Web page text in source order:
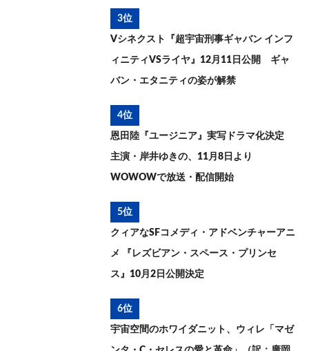
3位
Vシネクスト『超宇宙刑事ギャバン インフ
ィニティVSライヤ』12月11日公開 ギャ
バン・エタニティの姿が解禁
4位
恩田陸『ユージニア』実写ドラマ化決定
主演・岸井ゆきの、11月8日より
WOWOWで放送・配信開始
5位
クィアなSFコメディ・アドベンチャーアニ
メ 『レズビアン・スペース・プリンセ
ス』10月2日公開決定
6位
宇宙空間のホワイダニット、ウィレ「マゼ